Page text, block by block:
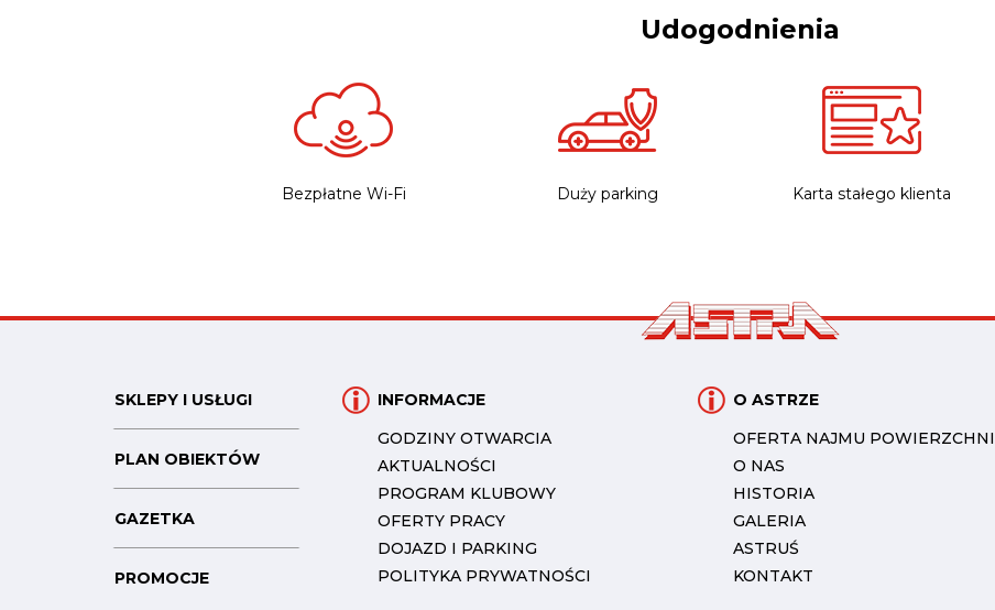
Udogodnienia
Bezpłatne Wi-Fi Duży parking Karta stałego klienta
SKLEPY I USŁUGI
PLAN OBIEKTÓW
GAZETKA
PROMOCJE
INFORMACJE
GODZINY OTWARCIA
AKTUALNOŚCI
PROGRAM KLUBOWY
OFERTY PRACY
DOJAZD I PARKING
POLITYKA PRYWATNOŚCI
O ASTRZE
OFERTA NAJMU POWIERZCHNI
O NAS
HISTORIA
GALERIA
ASTRUŚ
KONTAKT